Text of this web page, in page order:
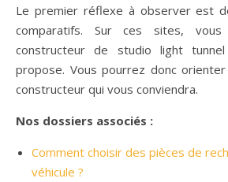
Le premier réflexe à observer est
comparatifs. Sur ces sites, vous
constructeur de studio light
propose. Vous pourrez donc
constructeur qui vous conviendra.
Nos dossiers associés :
Comment choisir des pièces de
véhicule ?